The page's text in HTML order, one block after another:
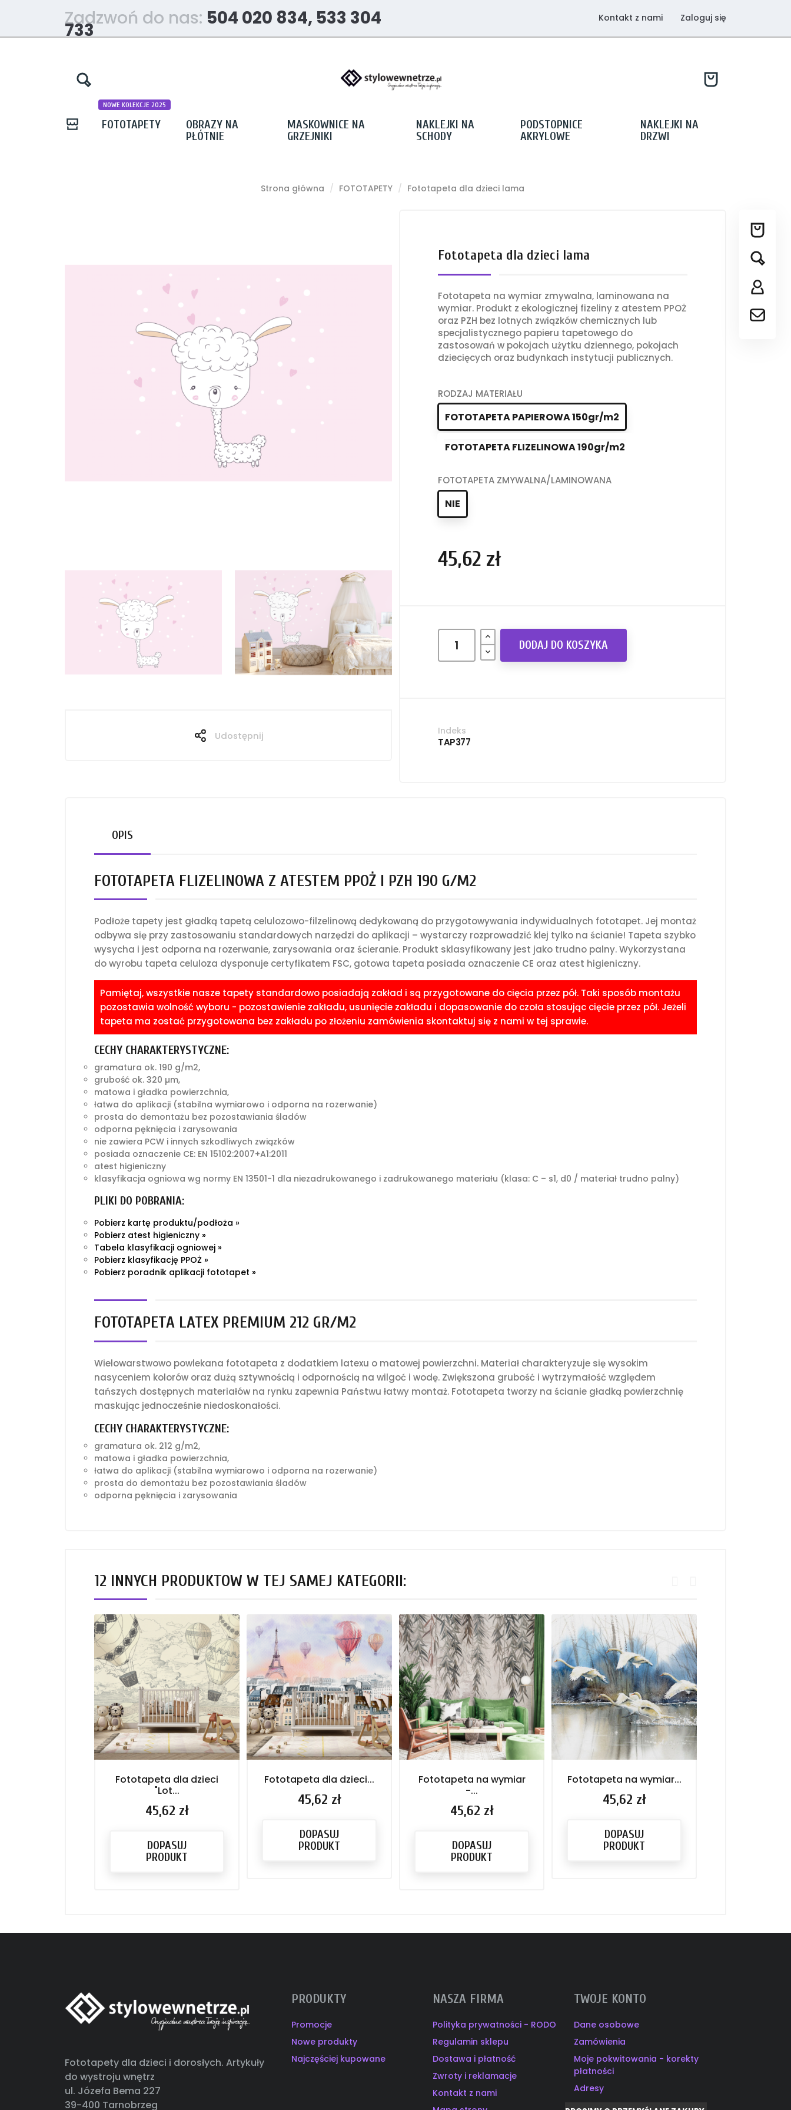
Zadzwoń do nas: 504 020 834, 533 304
733
Kontakt z nami Zaloguj się
FOTOTAPETY
NOWE KOLEKCJE 2025
OBRAZY NA
PŁÓTNIE
MASKOWNICE NA
GRZEJNIKI
NAKLEJKI NA
SCHODY
PODSTOPNICE
AKRYLOWE
NAKLEJKI NA
DRZWI
Strona główna FOTOTAPETY Fototapeta dla dzieci lama
Udostępnij
Fototapeta dla dzieci lama
Fototapeta na wymiar zmywalna, laminowana na
wymiar. Produkt z ekologicznej fizeliny z atestem PPOŻ
oraz PZH bez lotnych związków chemicznych lub
specjalistycznego papieru tapetowego do
zastosowań w pokojach użytku dziennego, pokojach
dziecięcych oraz budynkach instytucji publicznych.
RODZAJ MATERIAŁU
FOTOTAPETA PAPIEROWA 150gr/m2
FOTOTAPETA FLIZELINOWA 190gr/m2
FOTOTAPETA ZMYWALNA/LAMINOWANA
NIE
45,62 zł
DODAJ DO KOSZYKA
Indeks
TAP377
OPIS
FOTOTAPETA FLIZELINOWA Z ATESTEM PPOŻ I PZH 190 G/M2
Podłoże tapety jest gładką tapetą celulozowo-filzelinową dedykowaną do przygotowywania indywidualnych fototapet. Jej montaż
odbywa się przy zastosowaniu standardowych narzędzi do aplikacji – wystarczy rozprowadzić klej tylko na ścianie! Tapeta szybko
wysycha i jest odporna na rozerwanie, zarysowania oraz ścieranie. Produkt sklasyfikowany jest jako trudno palny. Wykorzystana
do wyrobu tapeta celuloza dysponuje certyfikatem FSC, gotowa tapeta posiada oznaczenie CE oraz atest higieniczny.
Pamiętaj, wszystkie nasze tapety standardowo posiadają zakład i są przygotowane do cięcia przez pół. Taki sposób montażu
pozostawia wolność wyboru - pozostawienie zakładu, usunięcie zakładu i dopasowanie do czoła stosując cięcie przez pół. Jeżeli
tapeta ma zostać przygotowana bez zakładu po złożeniu zamówienia skontaktuj się z nami w tej sprawie.
CECHY CHARAKTERYSTYCZNE:
gramatura ok. 190 g/m2,
grubość ok. 320 µm,
matowa i gładka powierzchnia,
łatwa do aplikacji (stabilna wymiarowo i odporna na rozerwanie)
prosta do demontażu bez pozostawiania śladów
odporna pęknięcia i zarysowania
nie zawiera PCW i innych szkodliwych związków
posiada oznaczenie CE: EN 15102:2007+A1:2011
atest higieniczny
klasyfikacja ogniowa wg normy EN 13501-1 dla niezadrukowanego i zadrukowanego materiału (klasa: C – s1, d0 / materiał trudno palny)
PLIKI DO POBRANIA:
Pobierz kartę produktu/podłoża »
Pobierz atest higieniczny »
Tabela klasyfikacji ogniowej »
Pobierz klasyfikację PPOŻ »
Pobierz poradnik aplikacji fototapet »
FOTOTAPETA LATEX PREMIUM 212 GR/M2
Wielowarstwowo powlekana fototapeta z dodatkiem latexu o matowej powierzchni. Materiał charakteryzuje się wysokim
nasyceniem kolorów oraz dużą sztywnością i odpornością na wilgoć i wodę. Zwiększona grubość i wytrzymałość względem
tańszych dostępnych materiałów na rynku zapewnia Państwu łatwy montaż. Fototapeta tworzy na ścianie gładką powierzchnię
maskując jednocześnie niedoskonałości.
CECHY CHARAKTERYSTYCZNE:
gramatura ok. 212 g/m2,
matowa i gładka powierzchnia,
łatwa do aplikacji (stabilna wymiarowo i odporna na rozerwanie)
prosta do demontażu bez pozostawiania śladów
odporna pęknięcia i zarysowania
12 INNYCH PRODUKTÓW W TEJ SAMEJ KATEGORII:
Fototapeta dla dzieci
"Lot...
Cena
45,62 zł
DOPASUJ
PRODUKT
Fototapeta dla dzieci...
Cena
45,62 zł
DOPASUJ
PRODUKT
Fototapeta na wymiar
-...
Cena
45,62 zł
DOPASUJ
PRODUKT
Fototapeta na wymiar...
Cena
45,62 zł
DOPASUJ
PRODUKT
Fototapety dla dzieci i dorosłych. Artykuły
do wystroju wnętrz
ul. Józefa Bema 227
39-400 Tarnobrzeg
PRODUKTY
Promocje
Nowe produkty
Najczęściej kupowane
NASZA FIRMA
Polityka prywatności - RODO
Regulamin sklepu
Dostawa i płatność
Zwroty i reklamacje
Kontakt z nami
TWOJE KONTO
Dane osobowe
Zamówienia
Moje pokwitowania - korekty
płatności
Adresy